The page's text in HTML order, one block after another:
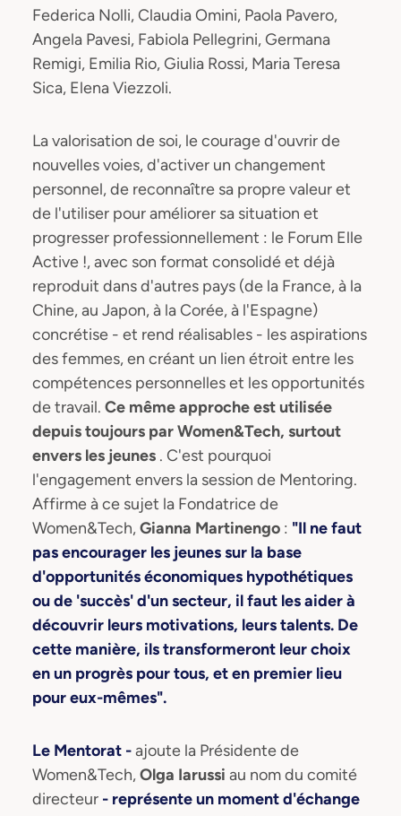
Federica Nolli, Claudia Omini, Paola Pavero,
Angela Pavesi, Fabiola Pellegrini, Germana
Remigi, Emilia Rio, Giulia Rossi, Maria Teresa
Sica, Elena Viezzoli.
La valorisation de soi, le courage d'ouvrir de
nouvelles voies, d'activer un changement
personnel, de reconnaître sa propre valeur et
de l'utiliser pour améliorer sa situation et
progresser professionnellement : le Forum Elle
Active !, avec son format consolidé et déjà
reproduit dans d'autres pays (de la France, à la
Chine, au Japon, à la Corée, à l'Espagne)
concrétise - et rend réalisables - les aspirations
des femmes, en créant un lien étroit entre les
compétences personnelles et les opportunités
de travail. Ce même approche est utilisée
depuis toujours par Women&Tech, surtout
envers les jeunes . C'est pourquoi
l'engagement envers la session de Mentoring.
Affirme à ce sujet la Fondatrice de
Women&Tech,Gianna Martinengo : "Il ne faut
pas encourager les jeunes sur la base
d'opportunités économiques hypothétiques
ou de 'succès' d'un secteur, il faut les aider à
découvrir leurs motivations, leurs talents. De
cette manière, ils transformeront leur choix
en un progrès pour tous, et en premier lieu
pour eux-mêmes".
Le Mentorat -ajoute la Présidente de
Women&Tech,Olga Iarussi au nom du comité
directeur - représente un moment d'échange